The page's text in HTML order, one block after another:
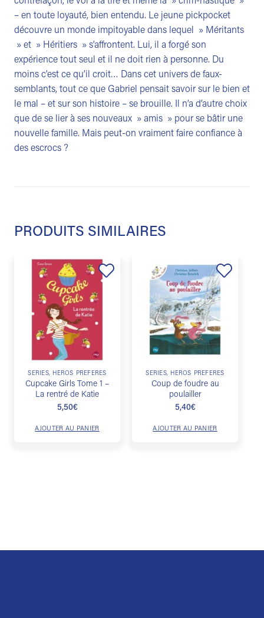
– en toute loyauté, bien entendu. Le jeune pickpocket
découvre un monde impitoyable dans lequel » Méritants
» et » Héritiers » s’affrontent. Lui, il a forgé son
expérience tout seul et il ne doit rien à personne. Du
moins c’est ce qu’il croit… Dans cet univers de faux-
semblants, tout ce que Gabriel pensait savoir sur le bien et
le mal – et sur son histoire – se brouille. Il n’a d’autre choix
que de se lier à ses nouveaux » amis » pour se bâtir une
nouvelle famille. Mais peut-on vraiment faire confiance à
des escrocs ?
PRODUITS SIMILAIRES
liste de
souhaits
SÉRIES, HÉROS PRÉFÉRÉS
Cupcake Girls Tome 1 –
La rentré de Katie
5,50€
AJOUTER AU PANIER
Ajouter
à la
liste de
souhaits
SÉRIES, HÉROS PRÉFÉRÉS
Coup de foudre au
poulailler
5,40€
AJOUTER AU PANIER